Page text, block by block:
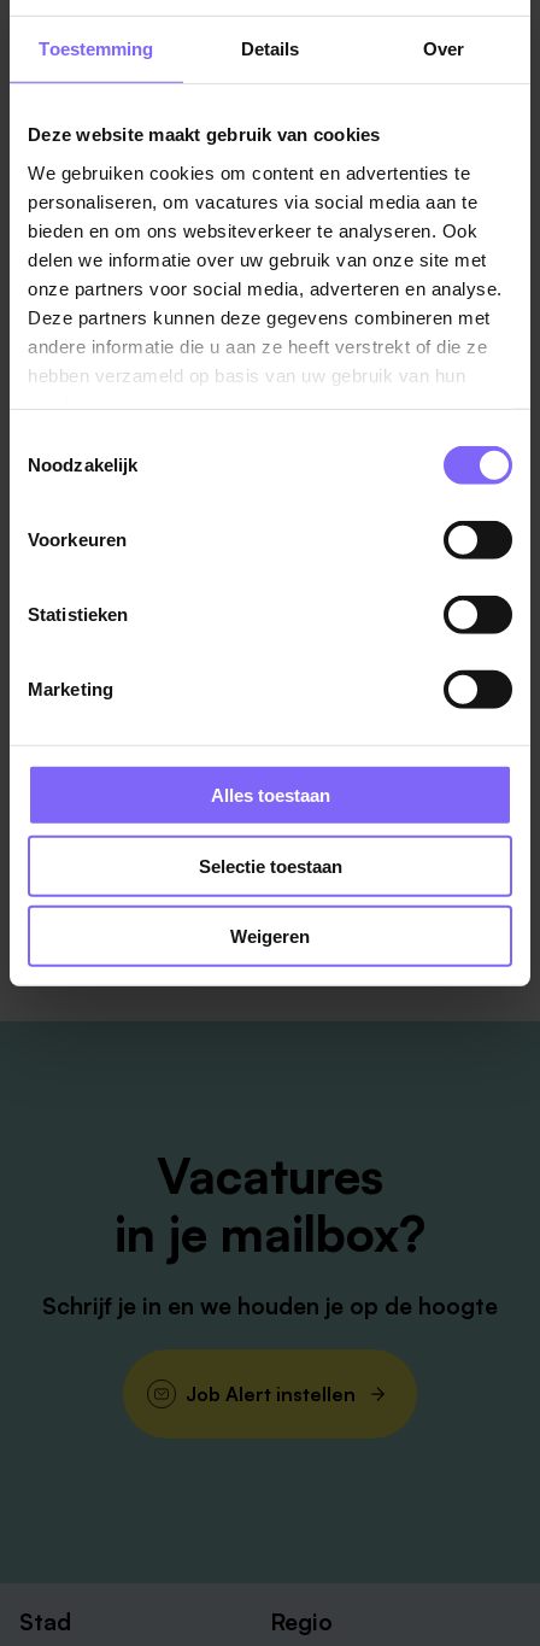
Toestemming Details Over
Deze website maakt gebruik van cookies
We gebruiken cookies om content en advertenties te
personaliseren, om vacatures via social media aan te
bieden en om ons websiteverkeer te analyseren. Ook
delen we informatie over uw gebruik van onze site met
onze partners voor social media, adverteren en analyse.
Deze partners kunnen deze gegevens combineren met
andere informatie die u aan ze heeft verstrekt of die ze
hebben verzameld op basis van uw gebruik van hun
Noodzakelijk
Voorkeuren
Statistieken
Marketing
Alles toestaan
Selectie toestaan
Weigeren
Een werkomgeving die eigen inbreng en initiatieven
waardeert en stimuleert.
trainingen.
Aantrekkelijke extra’s, zoals een fietsregeling en
korting op uitjes en activiteiten via Fit & Fun.
Voorrang op een betaalbare huurwoning waarvoor
je geen inschrijving nodig hebt via wonen via
Envida.
Klaar voor je volgende stap?
Leuk dat je je voor onze cliënten wilt inzetten! Je kunt
solliciteren via de knop hieronder. Heb je nog vragen?
Neem dan contact op met ons recruitmentteam via
Zorg in Limburg
Vacatures in de ouderenzorg
Vergelijkbare vacatures
Helpende plus voor de Wijkzorg
Envida
Maastricht
Helpende (plus) thuiszorg
Helpende of Verzorgende nachtdienst
Bekijk meer vacatures
Vacatures
in je mailbox?
Schrijf je in en we houden je op de hoogte
Job Alert instellen
Stad Regio